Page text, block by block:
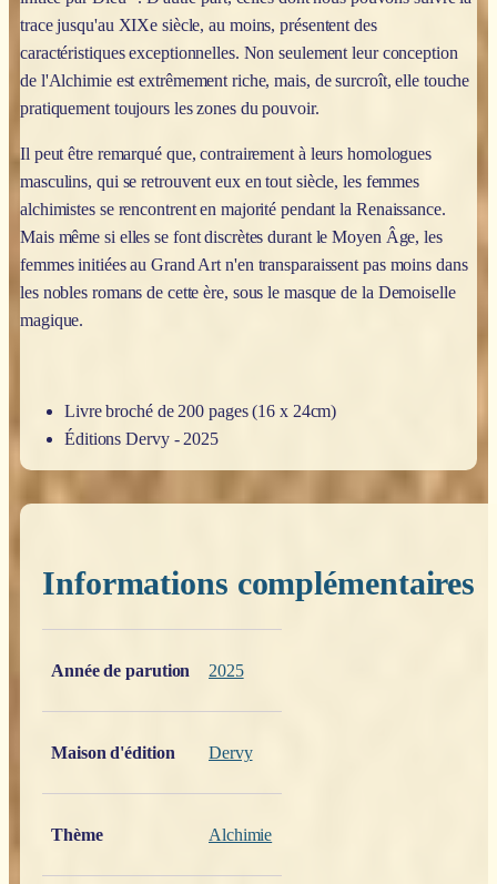
trace jusqu'au XIXe siècle, au moins, présentent des
caractéristiques exceptionnelles. Non seulement leur conception
de l'Alchimie est extrêmement riche, mais, de surcroît, elle touche
pratiquement toujours les zones du pouvoir.
Il peut être remarqué que, contrairement à leurs homologues
masculins, qui se retrouvent eux en tout siècle, les femmes
alchimistes se rencontrent en majorité pendant la Renaissance.
Mais même si elles se font discrètes durant le Moyen Âge, les
femmes initiées au Grand Art n'en transparaissent pas moins dans
les nobles romans de cette ère, sous le masque de la Demoiselle
magique.
Livre broché de 200 pages (16 x 24cm)
Éditions Dervy - 2025
Informations complémentaires
Année de parution
2025
Maison d'édition Dervy
Thème Alchimie